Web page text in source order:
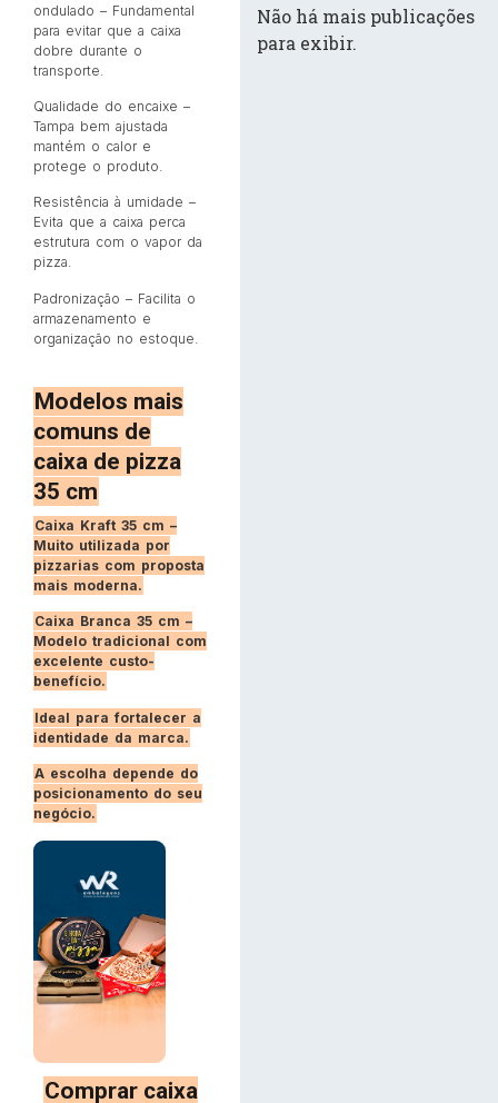
ondulado – Fundamental
para evitar que a caixa
dobre durante o
transporte.
Qualidade do encaixe –
Tampa bem ajustada
mantém o calor e
protege o produto.
Resistência à umidade –
Evita que a caixa perca
estrutura com o vapor da
pizza.
Padronização – Facilita o
armazenamento e
organização no estoque.
Modelos mais
comuns de
caixa de pizza
35 cm
Caixa Kraft 35 cm –
Muito utilizada por
pizzarias com proposta
mais moderna.
Caixa Branca 35 cm –
Modelo tradicional com
excelente custo-
benefício.
Ideal para fortalecer a
identidade da marca.
A escolha depende do
posicionamento do seu
negócio.
Comprar caixa
Não há mais publicações
para exibir.